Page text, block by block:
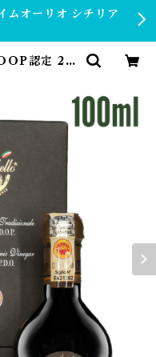
ムオーリオ シチリア
認定 25
フト | 【公